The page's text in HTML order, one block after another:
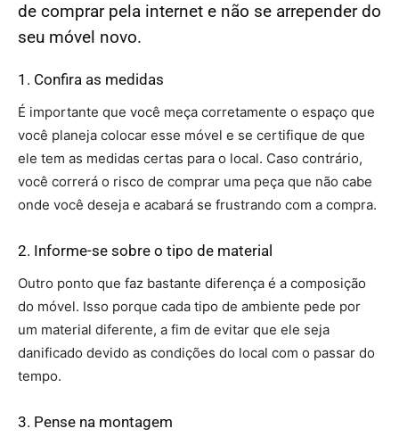
de comprar pela internet e não se arrepender do
seu móvel novo.
1. Confira as medidas
É importante que você meça corretamente o espaço que
você planeja colocar esse móvel e se certifique de que
ele tem as medidas certas para o local. Caso contrário,
você correrá o risco de comprar uma peça que não cabe
onde você deseja e acabará se frustrando com a compra.
2. Informe-se sobre o tipo de material
Outro ponto que faz bastante diferença é a composição
do móvel. Isso porque cada tipo de ambiente pede por
um material diferente, a fim de evitar que ele seja
danificado devido as condições do local com o passar do
tempo.
3. Pense na montagem